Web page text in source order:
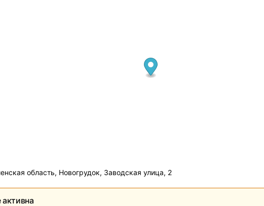
область, Новогрудок, Заводская улица, 2